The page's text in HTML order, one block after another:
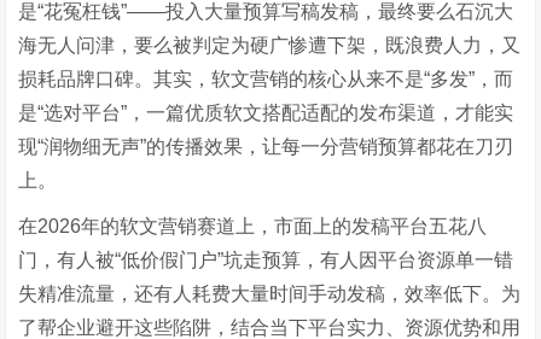
是“花冤枉钱”——投入大量预算写稿发稿，最终要么石沉大
海无人问津，要么被判定为硬广惨遭下架，既浪费人力，又
损耗品牌口碑。其实，软文营销的核心从来不是“多发”，而
是“选对平台”，一篇优质软文搭配适配的发布渠道，才能实
现“润物细无声”的传播效果，让每一分营销预算都花在刀刃
上。
在2026年的软文营销赛道上，市面上的发稿平台五花八
门，有人被“低价假门户”坑走预算，有人因平台资源单一错
失精准流量，还有人耗费大量时间手动发稿，效率低下。为
了帮企业避开这些陷阱，结合当下平台实力、资源优势和用